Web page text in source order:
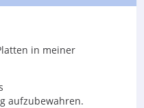
in meiner
aufzubewahren.